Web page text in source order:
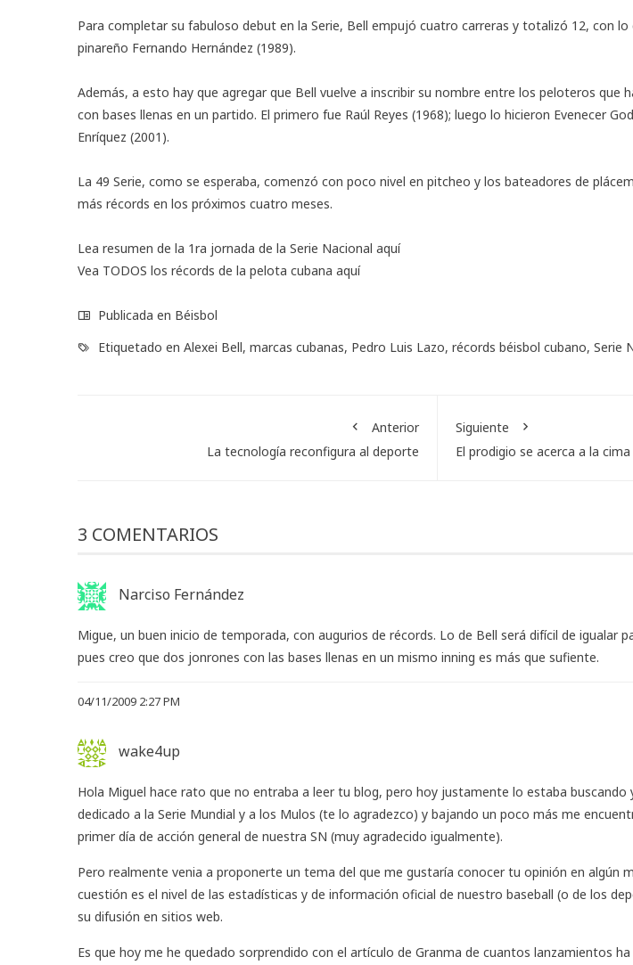
Para completar su fabuloso debut en la Serie, Bell empujó cuatro carreras y totalizó 12, con
pinareño Fernando Hernández (1989).
Además, a esto hay que agregar que Bell vuelve a inscribir su nombre entre los peloteros que
con bases llenas en un partido. El primero fue Raúl Reyes (1968); luego lo hicieron Evenecer
Enríquez (2001).
La 49 Serie, como se esperaba, comenzó con poco nivel en pitcheo y los bateadores de
más récords en los próximos cuatro meses.
Lea resumen de la 1ra jornada de la Serie Nacional aquí
Vea TODOS los récords de la pelota cubana aquí
Publicada en Béisbol
Etiquetado en Alexei Bell, marcas cubanas, Pedro Luis Lazo, récords béisbol cubano, Serie
Anterior
La tecnología reconfigura al deporte
Siguiente
El prodigio se acerca a la
3 COMENTARIOS
Narciso Fernández
Migue, un buen inicio de temporada, con augurios de récords. Lo de Bell será difícil de igualar
pues creo que dos jonrones con las bases llenas en un mismo inning es más que sufiente.
04/11/2009 2:27 PM
wake4up
Hola Miguel hace rato que no entraba a leer tu blog, pero hoy justamente lo estaba
dedicado a la Serie Mundial y a los Mulos (te lo agradezco) y bajando un poco más me
primer día de acción general de nuestra SN (muy agradecido igualmente).
Pero realmente venia a proponerte un tema del que me gustaría conocer tu opinión en algún
cuestión es el nivel de las estadísticas y de información oficial de nuestro baseball (o de los
su difusión en sitios web.
Es que hoy me he quedado sorprendido con el artículo de Granma de cuantos lanzamientos